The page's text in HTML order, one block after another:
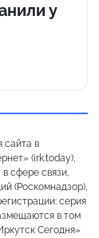
у
в
(irk.today),
сфере связи,
(Роскомнадзор),
серия
в том
Сегодня»